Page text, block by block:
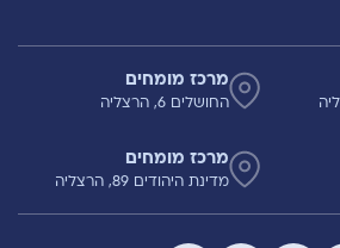
מרכז מומחים
החושלים 6, הרצליה
מרכז מומחים
מדינת היהודים 89, הרצליה